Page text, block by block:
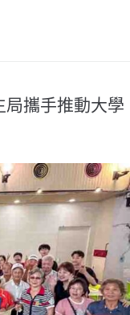
局攜手推動大學